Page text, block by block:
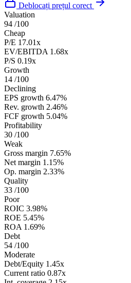
Deblocați prețul corect
Valuation
94 /100
Cheap
P/E 17.01x
EV/EBITDA 1.68x
P/S 0.19x
Growth
14 /100
Declining
EPS growth 6.47%
Rev. growth 2.46%
FCF growth 5.04%
Profitability
30 /100
Weak
Gross margin 7.65%
Net margin 1.15%
Op. margin 2.33%
Quality
33 /100
Poor
ROIC 3.98%
ROE 5.45%
ROA 1.69%
Debt
54 /100
Moderate
Debt/Equity 1.45x
Current ratio 0.87x